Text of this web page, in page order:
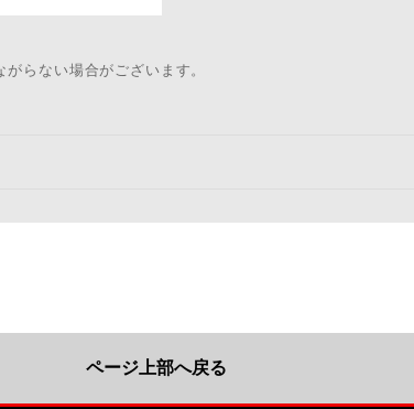
らない場合がございます。
ページ上部へ戻る